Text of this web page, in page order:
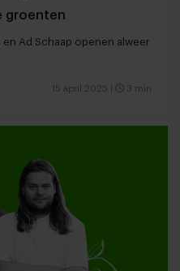
groenten
Ad Schaap openen alweer
15 april 2025 3 min